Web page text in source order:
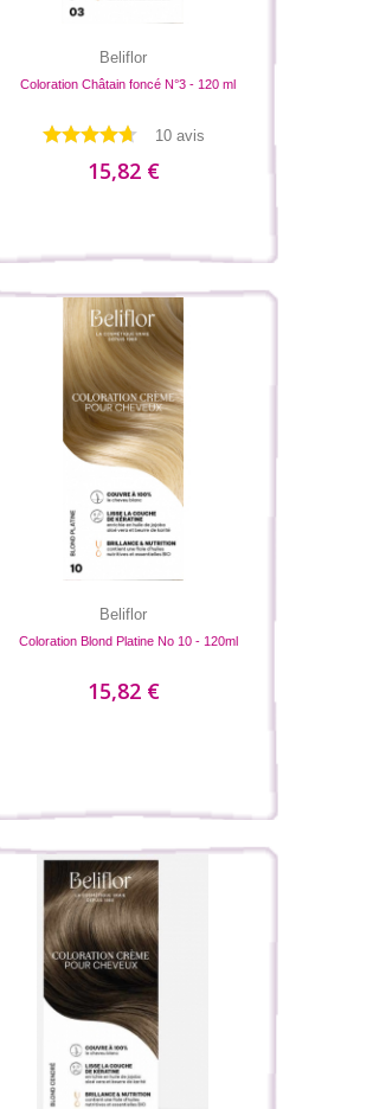
Beliflor
Coloration Châtain foncé N°3 - 120 ml
10 avis
15,82 €
Beliflor
Coloration Blond Platine No 10 - 120ml
15,82 €